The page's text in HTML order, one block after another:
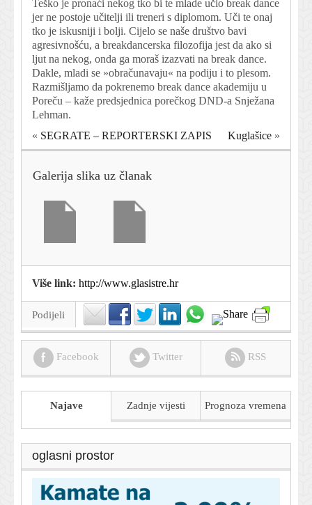
Teško je pronaći nekog tko bi te mlade učio break dance
jer ne postoje učitelji ili treneri s diplomom. Uči te onaj
tko je iskusniji i bolji. Cijelo se naše društvo bavi
agresivnošću, a breakdancerska filozofija jest da ako si
ljut na nekog, onda ga moraš izazvati na break dance.
Dakle, mladi se »obračunavaju« na podiju i to plesom.
Razmišljamo da pokrenemo break dance akademiju u
Poreču – kaže predsjednica porečkog DND-a Snježana
Lehman.
« SEGRATE – REPORTERSKI ZAPIS Kuglašice »
Galerija slika uz članak
Više link: http://www.glasistre.hr
Podijeli
Facebook Twitter RSS
Najave Zadnje vijesti Prognoza vremena
oglasni prostor